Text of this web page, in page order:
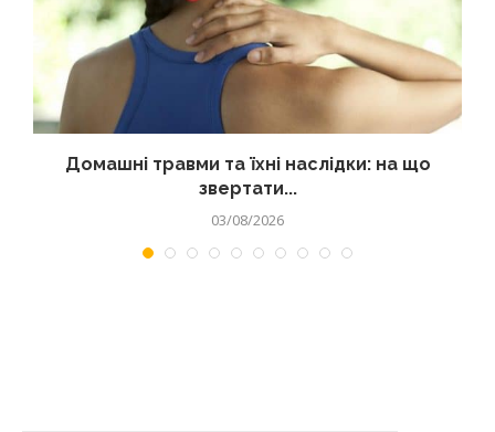
Домашні травми та їхні наслідки: на що
звертати...
03/08/2026